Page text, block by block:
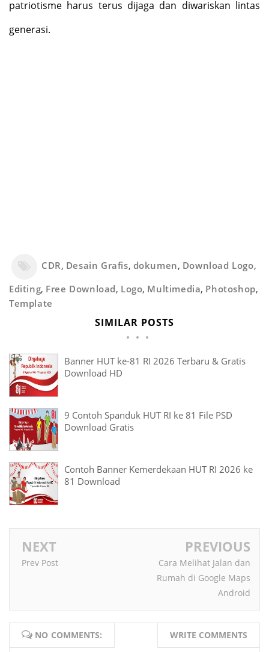
patriotisme harus terus dijaga dan diwariskan lintas
generasi.
CDR, Desain Grafis, dokumen, Download Logo,
Editing, Free Download, Logo, Multimedia, Photoshop,
Template
SIMILAR POSTS
Banner HUT ke-81 RI 2026 Terbaru & Gratis
Download HD
9 Contoh Spanduk HUT RI ke 81 File PSD
Download Gratis
Contoh Banner Kemerdekaan HUT RI 2026 ke
81 Download
NEXT
Prev Post
PREVIOUS
Cara Melihat Jalan dan
Rumah di Google Maps
Android
NO COMMENTS: WRITE COMMENTS